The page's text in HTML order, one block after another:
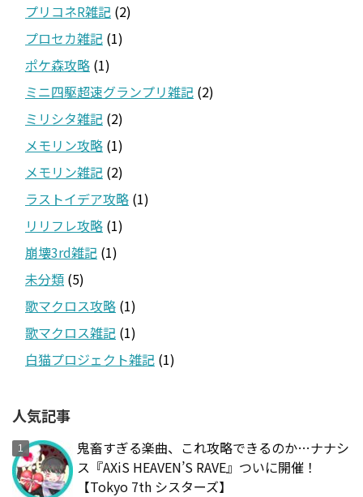
プリコネR雑記 (2)
プロセカ雑記 (1)
ポケ森攻略 (1)
ミニ四駆超速グランプリ雑記 (2)
ミリシタ雑記 (2)
メモリン攻略 (1)
メモリン雑記 (2)
ラストイデア攻略 (1)
リリフレ攻略 (1)
崩壊3rd雑記 (1)
未分類 (5)
歌マクロス攻略 (1)
歌マクロス雑記 (1)
白猫プロジェクト雑記 (1)
人気記事
鬼畜すぎる楽曲、これ攻略できるのか…ナナシ
ス『AXiS HEAVEN’S RAVE』ついに開催！
【Tokyo 7th シスターズ】